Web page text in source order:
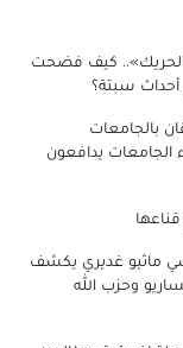
كيف فضحت
أحداث سبتة؟
بالجامعات
الجامعات يدافعون
ماثيو غديري يكشف
وحزب الله